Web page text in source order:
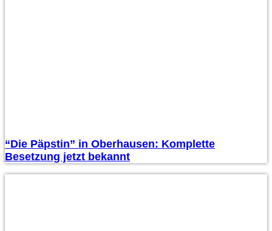
“Die Päpstin” in Oberhausen: Komplette
Besetzung jetzt bekannt